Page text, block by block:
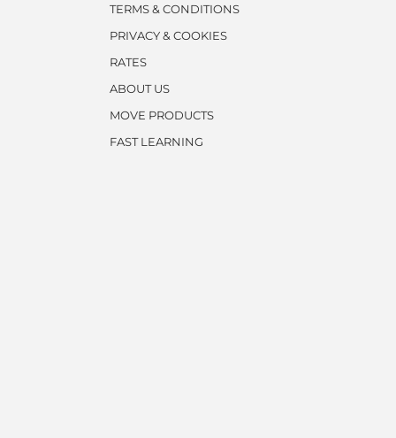
TERMS & CONDITIONS
PRIVACY & COOKIES
RATES
ABOUT US
MOVE PRODUCTS
FAST LEARNING